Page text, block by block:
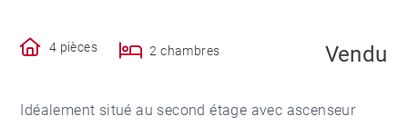
4 pièces 2 chambres Vendu
Idéalement situé au second étage avec ascenseur